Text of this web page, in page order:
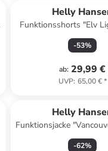
Helly
Funktionsshorts "Elv
Hellblau
-53%
ab: 29,99 €
UVP: 65,00 €*
Helly
Funktionsjacke
-62%